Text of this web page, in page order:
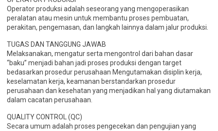
Operator produksi adalah seseorang yang mengoperasikan
peralatan atau mesin untuk membantu proses pembuatan,
perakitan, pengemasan, dan langkah lainnya dalam jalur produksi.
TUGAS DAN TANGGUNG JAWAB
Melaksanakan, mengatur serta mengontrol dari bahan dasar
“baku” menjadi bahan jadi proses produksi dengan target
bedasarkan prosedur perusahaan Mengutamakan disiplin kerja,
keselamatan kerja, keamanan berstandarkan prosedur
perusahaan dan kesehatan yang menjadikan hal yang diutamakan
dalam cacatan perusahaan.
QUALITY CONTROL (QC)
Secara umum adalah proses pengecekan dan pengujian yang